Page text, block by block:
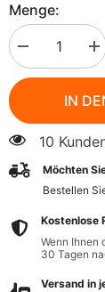
Menge:
verringern
für
Paranüsse
350
g
-
BIO
PLANET
für
-
IN
10
Möchten
Bestellen
Kostenlose
Wenn Ihnen
30 Tagen
Versand in